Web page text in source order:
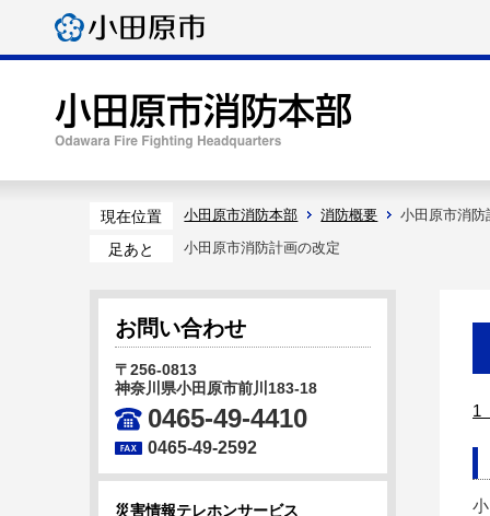
現在位置 小田原市消防本部 消防概要 小田原市消
足あと 小田原市消防計画の改定
1
お問い合わせ
〒256-0813
神奈川県小田原市前川183-18
0465-49-4410
0465-49-2592
災害情報テレホンサービス